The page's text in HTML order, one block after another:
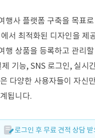
행사 플랫폼 구축을 목표
서 최적화된 디자인을 제
행 상품을 등록하고 관리
기능, SNS 로그인, 실시
다양한 사용자들이 자신
됩니다.
로그인 후 무료 견적 상담